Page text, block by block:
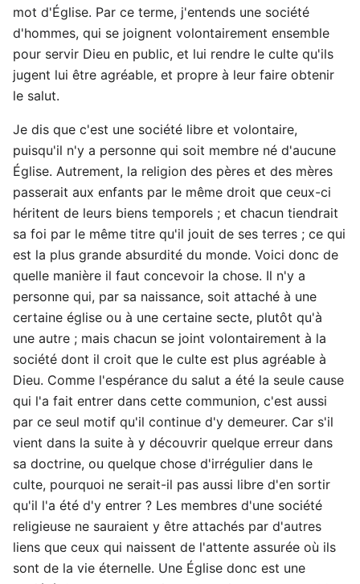
mot d'Église. Par ce terme, j'entends une société
d'hommes, qui se joignent volontairement ensemble
pour servir Dieu en public, et lui rendre le culte qu'ils
jugent lui être agréable, et propre à leur faire obtenir
le salut.
Je dis que c'est une société libre et volontaire,
puisqu'il n'y a personne qui soit membre né d'aucune
Église. Autrement, la religion des pères et des mères
passerait aux enfants par le même droit que ceux-ci
héritent de leurs biens temporels ; et chacun tiendrait
sa foi par le même titre qu'il jouit de ses terres ; ce qui
est la plus grande absurdité du monde. Voici donc de
quelle manière il faut concevoir la chose. Il n'y a
personne qui, par sa naissance, soit attaché à une
certaine église ou à une certaine secte, plutôt qu'à
une autre ; mais chacun se joint volontairement à la
société dont il croit que le culte est plus agréable à
Dieu. Comme l'espérance du salut a été la seule cause
qui l'a fait entrer dans cette communion, c'est aussi
par ce seul motif qu'il continue d'y demeurer. Car s'il
vient dans la suite à y découvrir quelque erreur dans
sa doctrine, ou quelque chose d'irrégulier dans le
culte, pourquoi ne serait-il pas aussi libre d'en sortir
qu'il l'a été d'y entrer ? Les membres d'une société
religieuse ne sauraient y être attachés par d'autres
liens que ceux qui naissent de l'attente assurée où ils
sont de la vie éternelle. Une Église donc est une